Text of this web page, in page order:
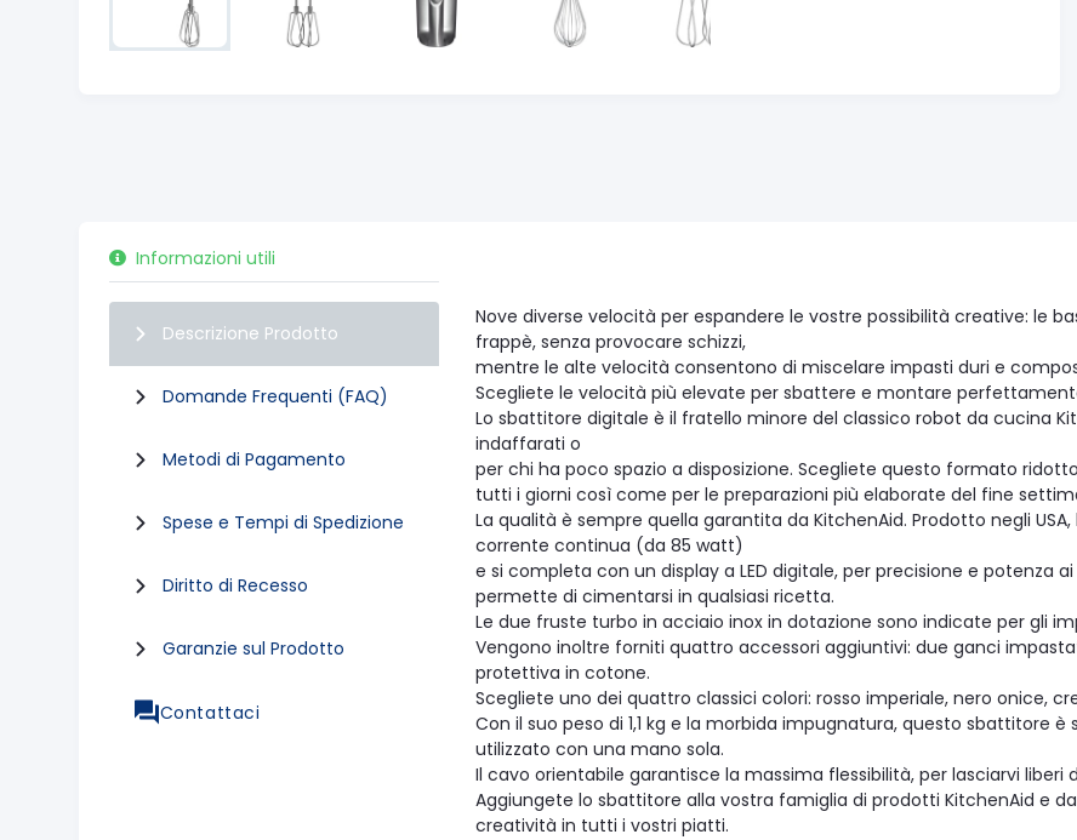
Informazioni utili
Descrizione Prodotto
Domande Frequenti (FAQ)
Metodi di Pagamento
Spese e Tempi di Spedizione
Diritto di Recesso
Garanzie sul Prodotto
Contattaci
Nove diverse velocità per espandere le vostre possibilità creative: le
frappè, senza provocare schizzi,
mentre le alte velocità consentono di miscelare impasti duri e
Scegliete le velocità più elevate per sbattere e montare
Lo sbattitore digitale è il fratello minore del classico robot da cucina
indaffarati o
per chi ha poco spazio a disposizione. Scegliete questo formato
tutti i giorni così come per le preparazioni più elaborate del fine
La qualità è sempre quella garantita da KitchenAid. Prodotto negli
corrente continua (da 85 watt)
e si completa con un display a LED digitale, per precisione e potenza
permette di cimentarsi in qualsiasi ricetta.
Le due fruste turbo in acciaio inox in dotazione sono indicate per gli
Vengono inoltre forniti quattro accessori aggiuntivi: due ganci
protettiva in cotone.
Scegliete uno dei quattro classici colori: rosso imperiale, nero onice,
Con il suo peso di 1,1 kg e la morbida impugnatura, questo sbattitore
utilizzato con una mano sola.
Il cavo orientabile garantisce la massima flessibilità, per lasciarvi
Aggiungete lo sbattitore alla vostra famiglia di prodotti KitchenAid e
creatività in tutti i vostri piatti.